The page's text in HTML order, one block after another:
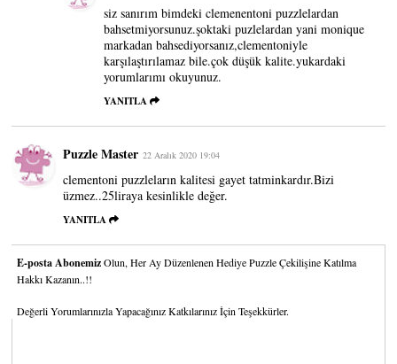
siz sanırım bimdeki clemenentoni puzzlelardan
bahsetmiyorsunuz.şoktaki puzlelardan yani monique
markadan bahsediyorsanız,clementoniyle
karşılaştırılamaz bile.çok düşük kalite.yukardaki
yorumlarımı okuyunuz.
YANITLA
Puzzle Master 22 Aralık 2020 19:04
clementoni puzzleların kalitesi gayet tatminkardır.Bizi
üzmez..25liraya kesinlikle değer.
YANITLA
E-posta AbonemizOlun, Her Ay Düzenlenen Hediye Puzzle Çekilişine Katılma
Hakkı Kazanın..!!
Değerli Yorumlarınızla Yapacağınız Katkılarınız İçin Teşekkürler.